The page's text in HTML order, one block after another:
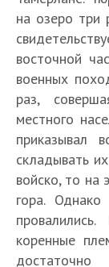
на озеро три
восточной
военных
раз,
местного
приказывал
складывать
войско, то на
гора. Однако
коренные